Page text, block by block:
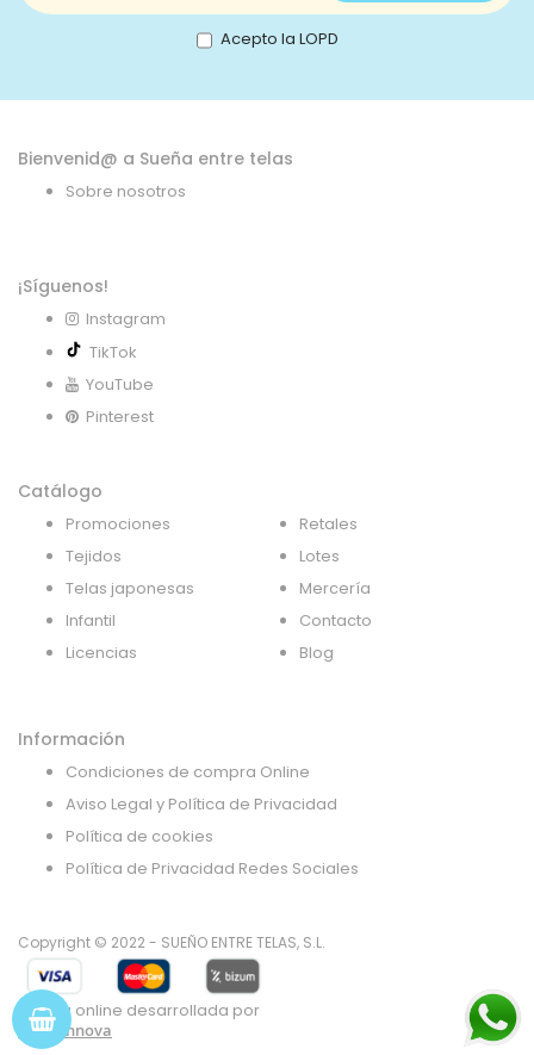
nuestro
boletín
de
Acepto la LOPD
Bienvenid@ a Sueña entre telas
Sobre nosotros
¡Síguenos!
Instagram
TikTok
YouTube
Pinterest
Catálogo
Promociones
Tejidos
Telas japonesas
Infantil
Licencias
Retales
Lotes
Mercería
Contacto
Blog
Información
Condiciones de compra Online
Aviso Legal y Política de Privacidad
Política de cookies
Política de Privacidad Redes Sociales
Copyright © 2022 - SUEÑO ENTRE TELAS, S.L.
Tienda online desarrollada por
Gsoft Innova